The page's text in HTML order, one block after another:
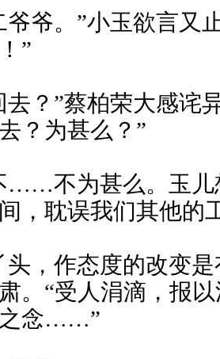
爷。”小玉欲言又
”
？”蔡柏荣大感诧
？为甚么？”
不为甚么。玉儿
，耽误我们其他的
，作态度的改变是
。“受人涓滴，报
念……”